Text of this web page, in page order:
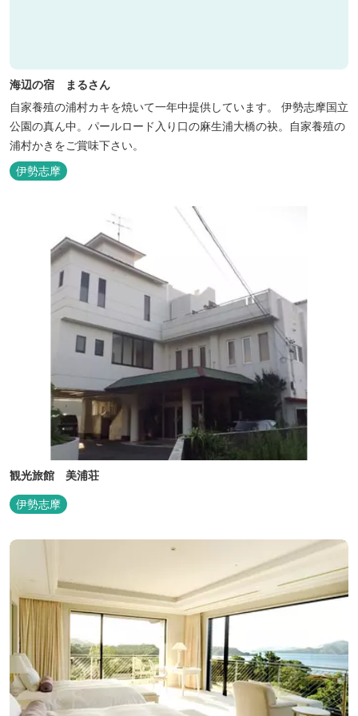
海辺の宿 まるさん
自家養殖の浦村カキを焼いて一年中提供しています。 伊勢志摩国立
公園の真ん中。パールロード入り口の麻生浦大橋の袂。自家養殖の
浦村かきをご賞味下さい。
伊勢志摩
観光旅館 美浦荘
伊勢志摩